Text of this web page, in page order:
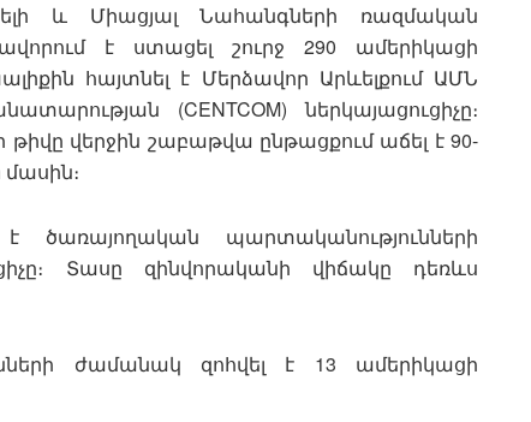
և Միացյալ Նահանգների ռազմական
է ստացել շուրջ 290 ամերիկացի
հայտնել է Մերձավոր Արևելքում ԱՄՆ
(CENTCOM) ներկայացուցիչը։
թիվը վերջին շաբաթվա ընթացքում աճել է 90-
մասին։
ծառայողական պարտականությունների
Տասը զինվորականի վիճակը դեռևս
ժամանակ զոհվել է 13 ամերիկացի